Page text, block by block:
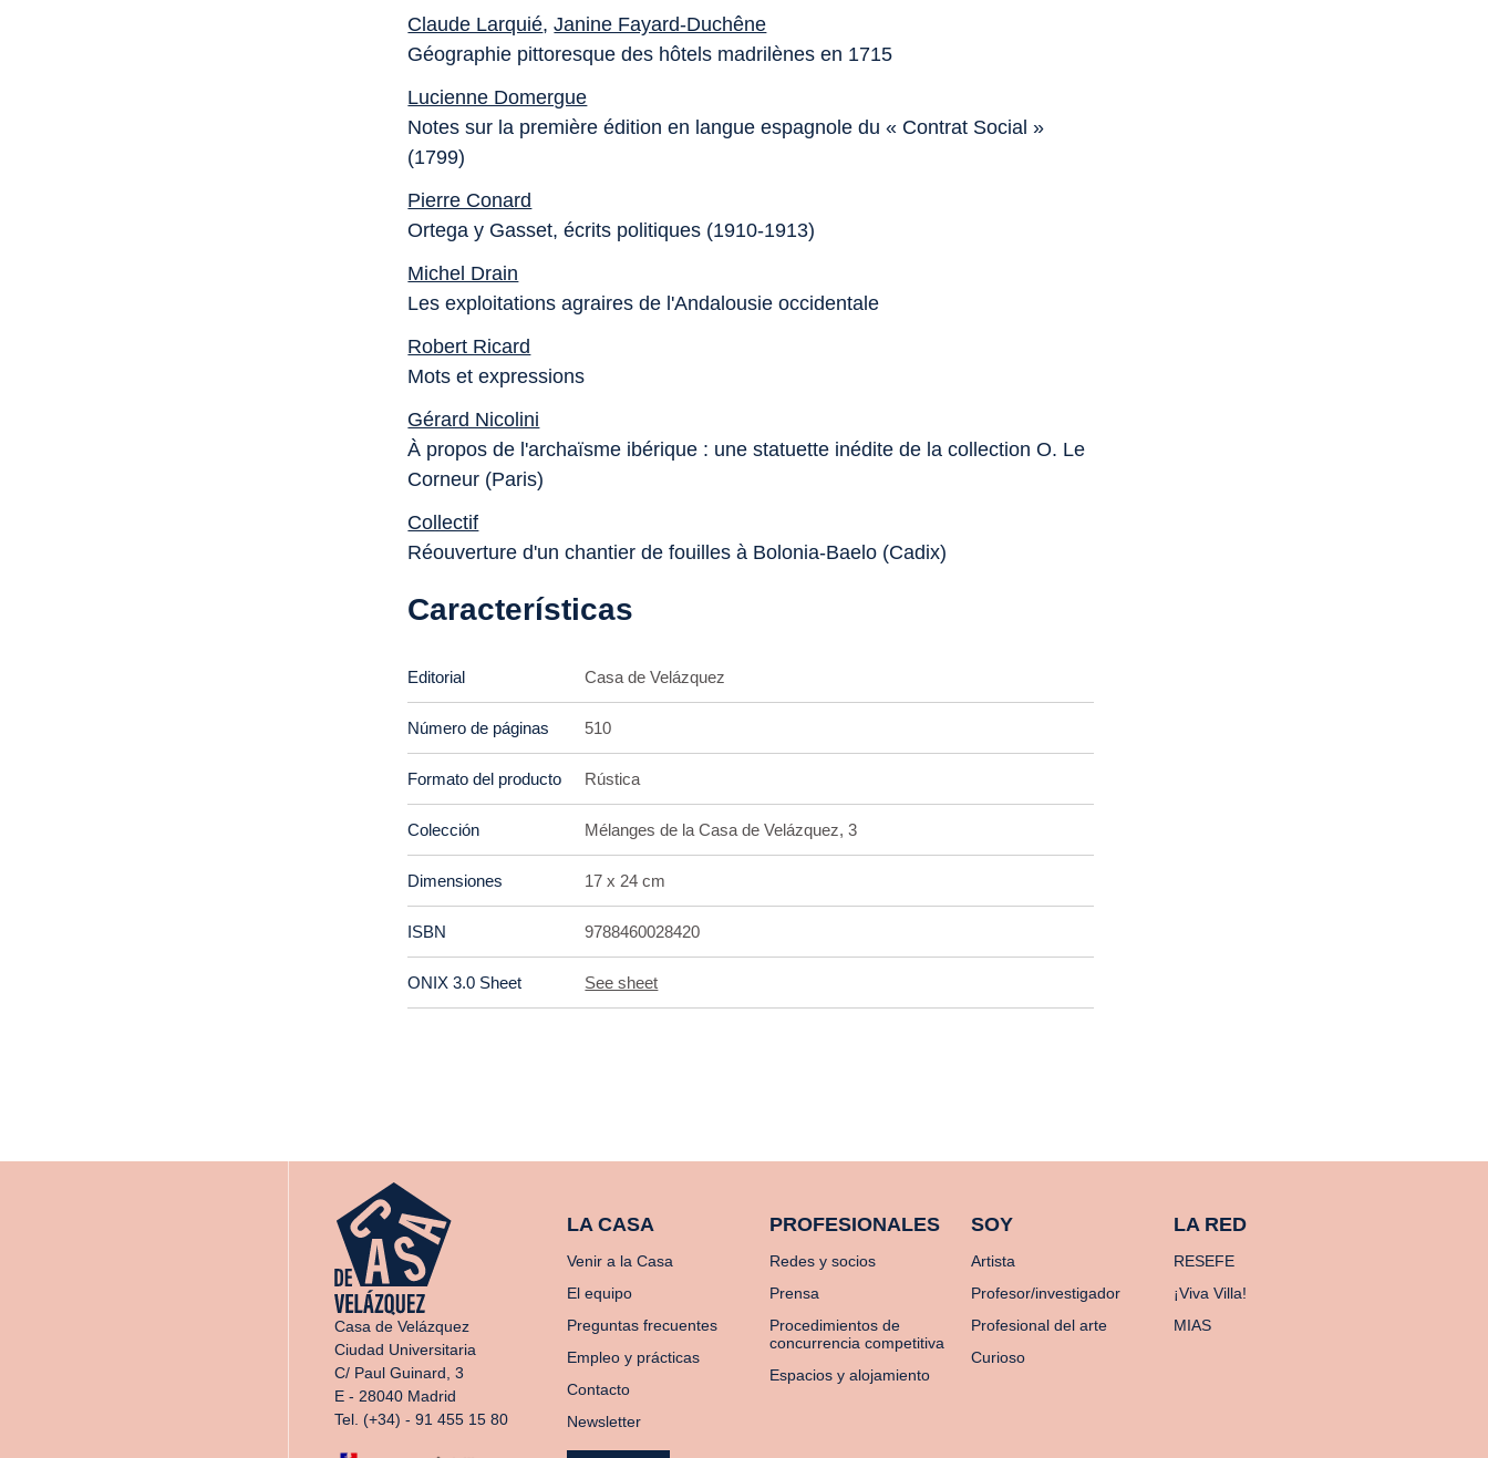
Claude Larquié,Janine Fayard-Duchêne
Géographie pittoresque des hôtels madrilènes en 1715
Lucienne Domergue
Notes sur la première édition en langue espagnole du « Contrat Social »
(1799)
Pierre Conard
Ortega y Gasset, écrits politiques (1910-1913)
Michel Drain
Les exploitations agraires de l'Andalousie occidentale
Robert Ricard
Mots et expressions
Gérard Nicolini
À propos de l'archaïsme ibérique : une statuette inédite de la collection O. Le
Corneur (Paris)
Collectif
Réouverture d'un chantier de fouilles à Bolonia-Baelo (Cadix)
Características
Editorial Casa de Velázquez
Número de páginas 510
Formato del producto Rústica
Colección Mélanges de la Casa de Velázquez, 3
Dimensiones 17 x 24 cm
ISBN 9788460028420
ONIX 3.0 Sheet See sheet
Casa de Velázquez
Ciudad Universitaria
C/ Paul Guinard, 3
E - 28040 Madrid
Tel. (+34) - 91 455 15 80
LA CASA
Venir a la Casa
El equipo
Preguntas frecuentes
Empleo y prácticas
Contacto
Newsletter
PROFESIONALES
Redes y socios
Prensa
Procedimientos de
concurrencia competitiva
Espacios y alojamiento
SOY
Artista
Profesor/investigador
Profesional del arte
Curioso
LA RED
RESEFE
¡Viva Villa!
MIAS